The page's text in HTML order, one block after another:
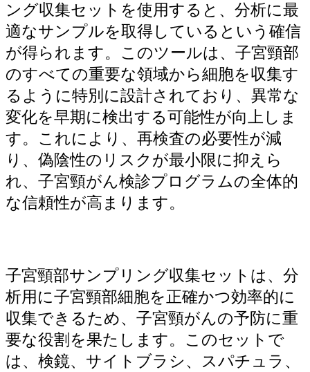
ング収集セットを使用すると、分析に最
適なサンプルを取得しているという確信
が得られます。このツールは、子宮頸部
のすべての重要な領域から細胞を収集す
るように特別に設計されており、異常な
変化を早期に検出する可能性が向上しま
す。これにより、再検査の必要性が減
り、偽陰性のリスクが最小限に抑えら
れ、子宮頸がん検診プログラムの全体的
な信頼性が高まります。
子宮頸部サンプリング収集セットは、分
析用に子宮頸部細胞を正確かつ効率的に
収集できるため、子宮頸がんの予防に重
要な役割を果たします。このセットで
は、検鏡、サイトブラシ、スパチュラ、